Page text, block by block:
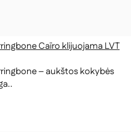
Caïro klijuojama LVT
– aukštos kokybės